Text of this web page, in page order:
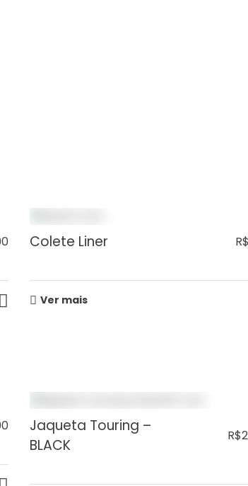
PARA
Colete Liner R$
Ver mais
Jaqueta Touring –
BLACK
R$